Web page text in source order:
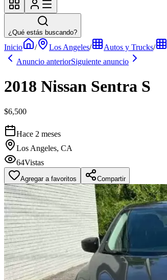
¿Qué estás buscando?
Inicio / Los Angeles/ Autos y Trucks/
Anuncio anteriorSiguiente anuncio
2018 Nissan Sentra S
$6,500
Hace 2 meses
Los Angeles, CA
64Vistas
Agregar a favoritos Compartir